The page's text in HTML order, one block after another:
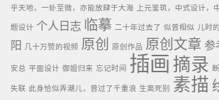
乎天地，一虲至微，亦能放肆于大海 上元鉴筑，中式设计，
题设计 个人日志 临摹 二十年过去了 似曾相似 儿时
阳
几十万赞的视频 原创 原创作品 原创文章 参
安总 平面设计 御姐归来 忘记时间 插画 摘录
失联 此身恰似弄潮儿，曾过了千重浪 生离死别 素描